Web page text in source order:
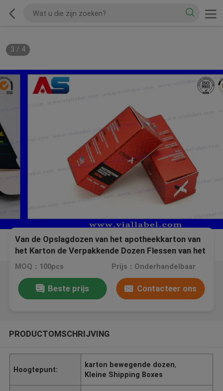
3 / 4
Van de Opslagdozen van het apotheekkarton van
het Karton de Verpakkende Dozen Flessen van het
het Druppelbuisjeflesje met Tik van
Aluminiumkappen
MOQ：100pcs Prijs：Onderhandelbaar
Beste prijs Contacteer ons
PRODUCTOMSCHRIJVING
Hoogtepunt:
karton bewegende dozen,
Kleine Shipping Boxes